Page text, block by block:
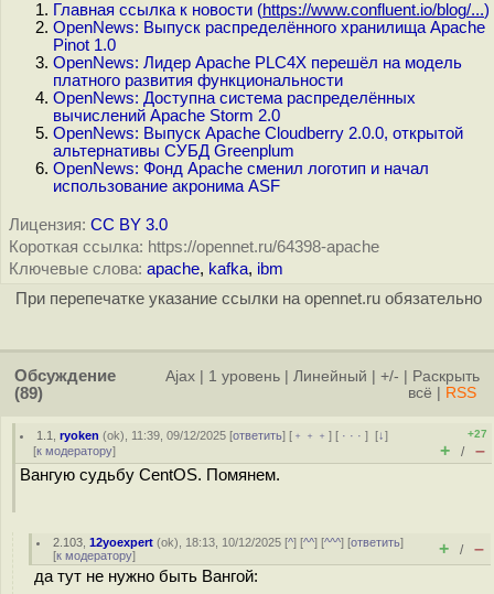
Главная ссылка к новости (https://www.confluent.io/blog/...)
OpenNews: Выпуск распределённого хранилища Apache
Pinot 1.0
OpenNews: Лидер Apache PLC4X перешёл на модель
платного развития функциональности
OpenNews: Доступна система распределённых
вычислений Apache Storm 2.0
OpenNews: Выпуск Apache Cloudberry 2.0.0, открытой
альтернативы СУБД Greenplum
OpenNews: Фонд Apache сменил логотип и начал
использование акронима ASF
Лицензия: CC BY 3.0
Короткая ссылка: https://opennet.ru/64398-apache
Ключевые слова: apache, kafka, ibm
При перепечатке указание ссылки на opennet.ru обязательно
Обсуждение
(89)
Ajax 1 уровень Линейный +/-
Раскрыть
всё
RSS
1.1 ,ryoken (ok), 11:39, 09/12/2025 [ответить] [ ﹢﹢﹢] [ · · ·][↓]
[к модератору]
+27
+ / –
Вангую судьбу CentOS. Помянем.
2.103 ,12yoexpert (ok), 18:13, 10/12/2025 [^] [^^] [^^^] [ответить]
[к модератору] + / –
да тут не нужно быть Вангой: